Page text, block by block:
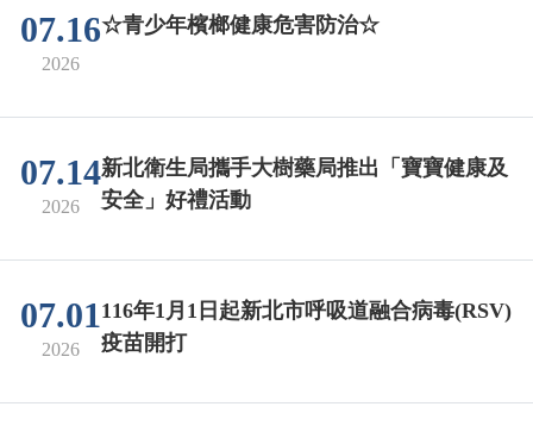
07.16
2026
☆青少年檳榔健康危害防治☆
07.14
2026
新北衛生局攜手大樹藥局推出「寶寶健康及
安全」好禮活動
07.01
2026
116年1月1日起新北市呼吸道融合病毒(RSV)
疫苗開打